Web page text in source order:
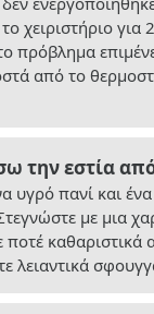
χειριστήριο για
πρόβλημα
από το
την εστία
υγρό πανί και ένα
με μια
ποτέ καθαριστικά
λειαντικά